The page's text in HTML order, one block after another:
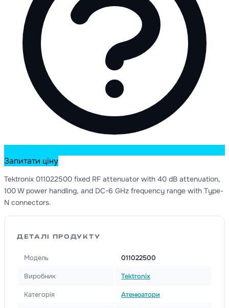
Запитати ціну
Tektronix 011022500 fixed RF attenuator with 40 dB attenuation,
100 W power handling, and DC-6 GHz frequency range with Type-
N connectors.
ДЕТАЛІ ПРОДУКТУ
Модель 011022500
Виробник Tektronix
Категорія Атенюатори